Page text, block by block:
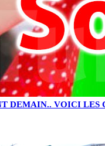
DEMAIN.. VOICI LES